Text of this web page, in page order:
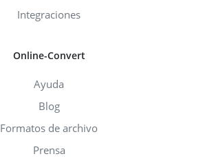
Integraciones
Online-Convert
Ayuda
Blog
Formatos de archivo
Prensa